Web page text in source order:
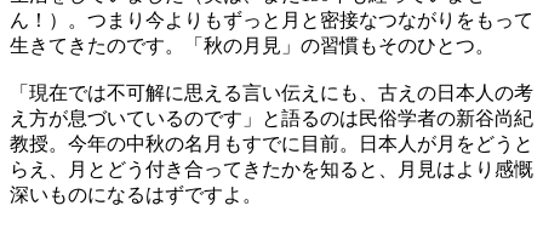
ん！）。つまり今よりもずっと月と密接なつながりをもって
生きてきたのです。「秋の月見」の習慣もそのひとつ。
「現在では不可解に思える言い伝えにも、古えの日本人の考
え方が息づいているのです」と語るのは民俗学者の新谷尚紀
教授。今年の中秋の名月もすでに目前。日本人が月をどうと
らえ、月とどう付き合ってきたかを知ると、月見はより感慨
深いものになるはずですよ。